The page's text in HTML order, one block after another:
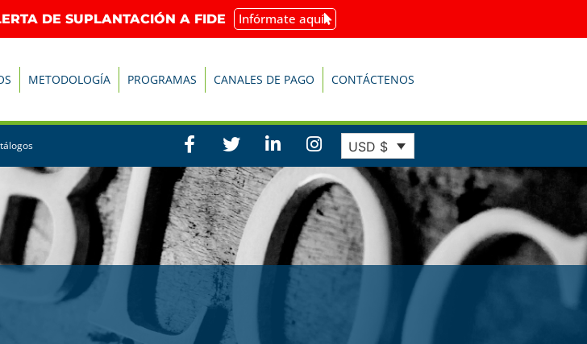
DE SUPLANTACIÓN A FIDE Infórmate aquí
METODOLOGÍA PROGRAMAS CANALES DE PAGO CONTÁCTENOS
USD $